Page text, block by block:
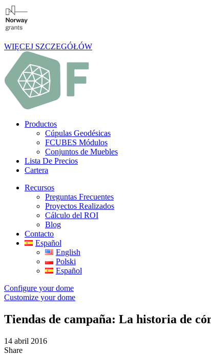
WIĘCEJ SZCZEGÓŁÓW
Productos
Cúpulas Geodésicas
FCUBES Módulos
Conjuntos de Muebles
Lista De Precios
Cartera
Recursos
Preguntas Frecuentes
Proyectos Realizados
Cálculo del ROI
Blog
Contacto
Español
English
Polski
Español
Configure your dome
Customize your dome
Tiendas de campaña: La historia de
14 abril 2016
Share